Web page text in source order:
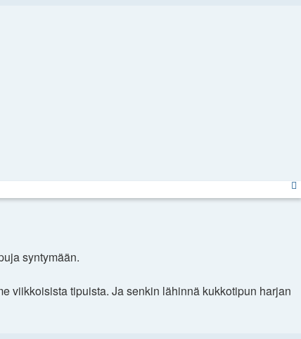
syntymään.
viikkoisista tipuista. Ja senkin lähinnä kukkotipun harjan